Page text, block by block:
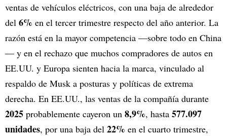
ventas de vehículos eléctricos, con una baja de alrededor
del 6% en el tercer trimestre respecto del año anterior. La
razón está en la mayor competencia —sobre todo en China
— y en el rechazo que muchos compradores de autos en
EE.UU. y Europa sienten hacia la marca, vinculado al
respaldo de Musk a posturas y políticas de extrema
derecha. En EE.UU., las ventas de la compañía durante
2025 probablemente cayeron un 8,9%, hasta 577.097
unidades, por una baja del 22% en el cuarto trimestre,